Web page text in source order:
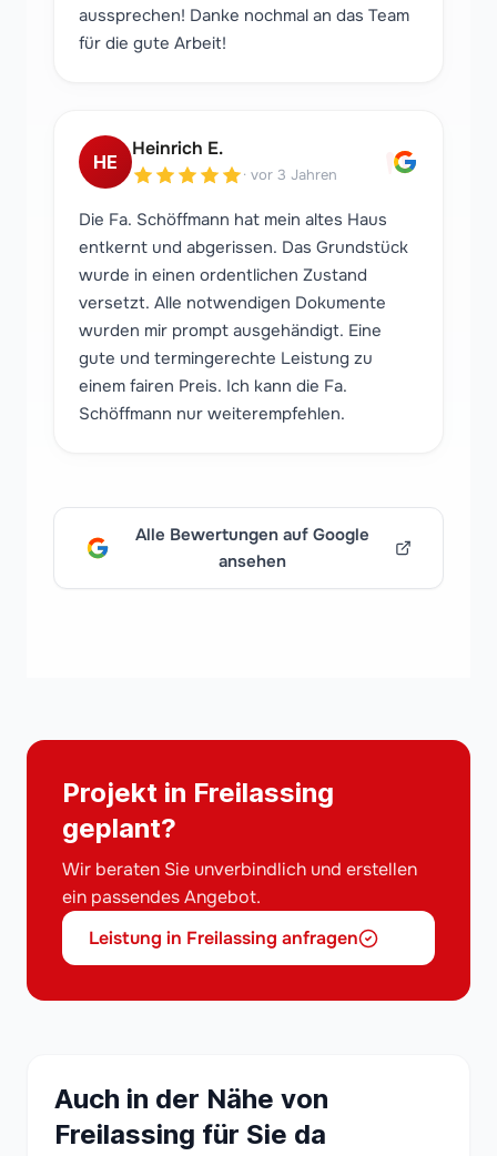
aussprechen! Danke nochmal an das Team
für die gute Arbeit!
"
HE
Heinrich E.
· vor 3 Jahren
Die Fa. Schöffmann hat mein altes Haus
entkernt und abgerissen. Das Grundstück
wurde in einen ordentlichen Zustand
versetzt. Alle notwendigen Dokumente
wurden mir prompt ausgehändigt. Eine
gute und termingerechte Leistung zu
einem fairen Preis. Ich kann die Fa.
Schöffmann nur weiterempfehlen.
Alle Bewertungen auf Google
ansehen
Projekt in Freilassing
geplant?
Wir beraten Sie unverbindlich und erstellen
ein passendes Angebot.
Leistung in Freilassing anfragen
Auch in der Nähe von
Freilassing für Sie da